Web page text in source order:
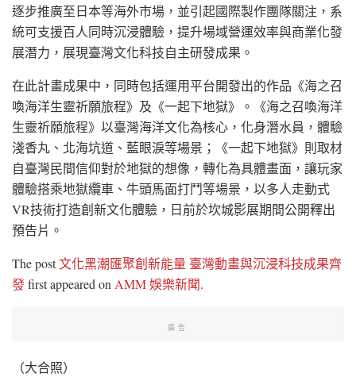
逐步推廣至日本等海外市場，並引起國際製作團隊關注，系
統可支援百人同時沉浸體驗，提升場域營運效率與商業化發
展潛力，展現臺灣文化科技自主研發成果。
在此計畫成果中，同時包括運用平台開發出的作品《海之召
喚海洋生靈祈願旅程》及《一起下地獄》。《海之召喚海洋
生靈祈願旅程》以臺灣海洋文化為核心，化身潛水員，體驗
淺香丸、北海坑道、藍眼淚等場景；《一起下地獄》則取材
自臺灣民間信仰對於地獄的想像，轉化為具體畫面，讓玩家
體驗搭乘地獄纜車、牛頭馬面打鬥等場景，以多人走動式
VR技術打造創新文化體驗，日前於坎城影展期間公開釋出
預告片。
The post文化黑潮匯聚創新能量 臺灣動畫與沉浸科技成果齊
發first appeared onAMM 娛樂新聞.
廣告
（大合照）